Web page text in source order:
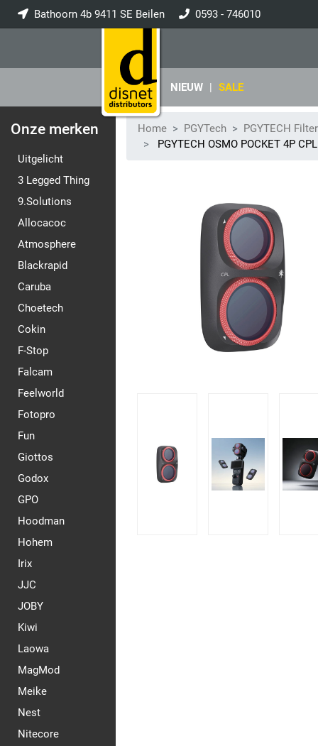
Bathoorn 4b 9411 SE Beilen 0593 - 746010
NIEUW | SALE
Onze merken
Uitgelicht
3 Legged Thing
9.Solutions
Allocacoc
Atmosphere
Blackrapid
Caruba
Choetech
Cokin
F-Stop
Falcam
Feelworld
Fotopro
Fun
Giottos
Godox
GPO
Hoodman
Hohem
Irix
JJC
JOBY
Kiwi
Laowa
MagMod
Meike
Nest
Nitecore
Home PGYTech
PGYTECH
PGYTECH OSMO POCKET 4P